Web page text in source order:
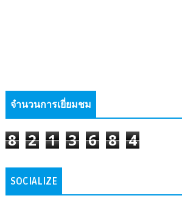
จำนวนการเยี่ยมชม
8 2 1 3 6 8 4
SOCIALIZE